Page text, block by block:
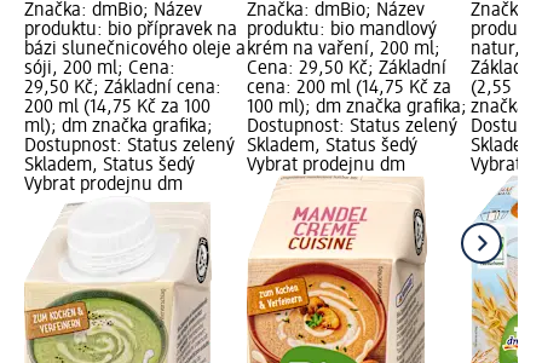
Značka: dmBio; Název
produktu: bio přípravek na
bázi slunečnicového oleje a
sóji, 200 ml; Cena:
29,50 Kč; Základní cena:
200 ml (14,75 Kč za 100
ml); dm značka grafika;
Dostupnost: Status zelený
Skladem, Status šedý
Vybrat prodejnu dm
Značka: dmBio; Název
produktu: bio mandlový
krém na vaření, 200 ml;
Cena: 29,50 Kč; Základní
cena: 200 ml (14,75 Kč za
100 ml); dm značka grafika;
Dostupnost: Status zelený
Skladem, Status šedý
Vybrat prodejnu dm
Značka:
natur, 1
(2,55 Kč
značka
Vybrat